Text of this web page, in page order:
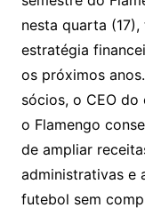
nesta quarta
estratégia
os próximos
sócios, o CEO do
o Flamengo
de ampliar
administrativas e
futebol sem